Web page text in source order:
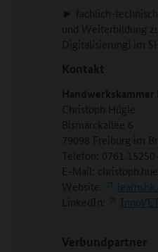
► fachlich-
und Weiterbildung
Digitalisierung) im
Kontakt
Handwerkskammer
Christoph Hügle
Bismarckallee 6
79098 Freiburg im
Telefon: 0761
E-Mail:
Website:
LinkedIn:
Verbundpartner